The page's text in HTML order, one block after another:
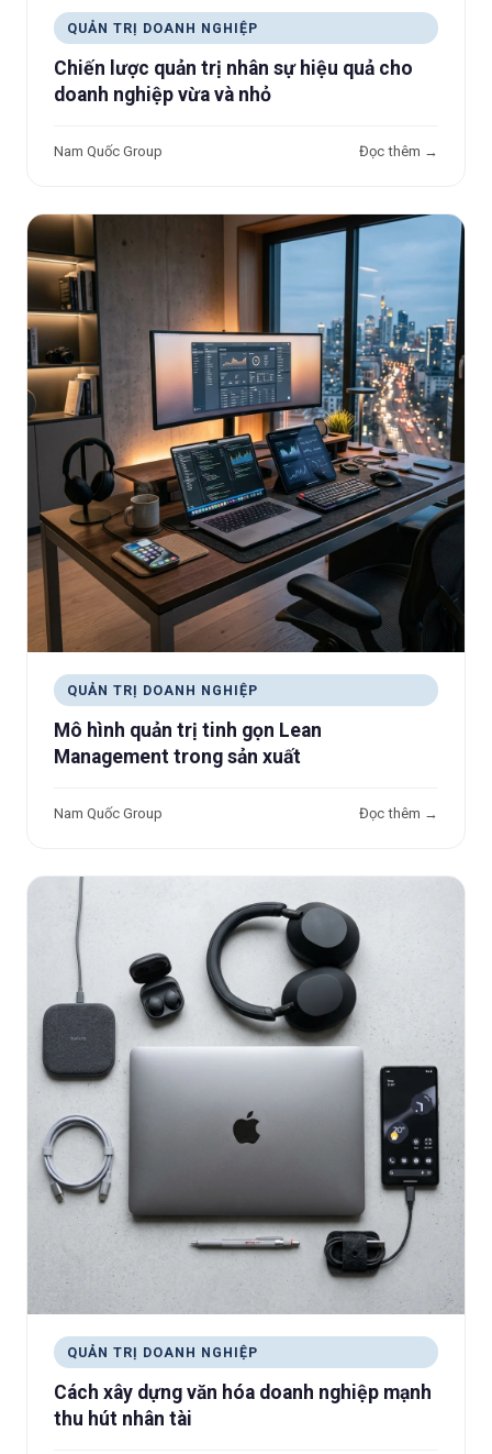
QUẢN TRỊ DOANH NGHIỆP
Chiến lược quản trị nhân sự hiệu quả cho
doanh nghiệp vừa và nhỏ
Nam Quốc Group Đọc thêm →
QUẢN TRỊ DOANH NGHIỆP
Mô hình quản trị tinh gọn Lean
Management trong sản xuất
Nam Quốc Group Đọc thêm →
QUẢN TRỊ DOANH NGHIỆP
Cách xây dựng văn hóa doanh nghiệp mạnh
thu hút nhân tài